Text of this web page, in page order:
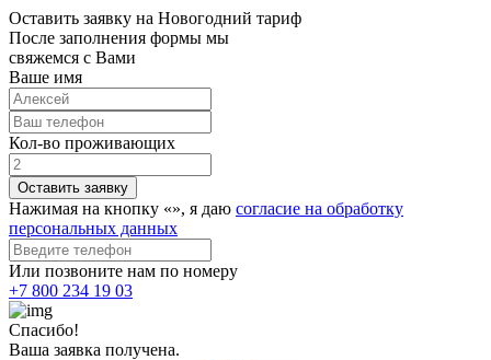
Оставить заявку на Новогодний тариф
После заполнения формы мы
свяжемся с Вами
Ваше имя
Кол-во проживающих
Оставить заявку
Нажимая на кнопку «», я даю согласие на обработку
персональных данных
Или позвоните нам по номеру
+7 800 234 19 03
Спасибо!
Ваша заявка получена.